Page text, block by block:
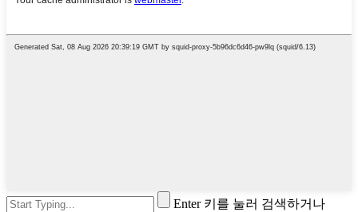
Enter 키를 눌러 검색하거나